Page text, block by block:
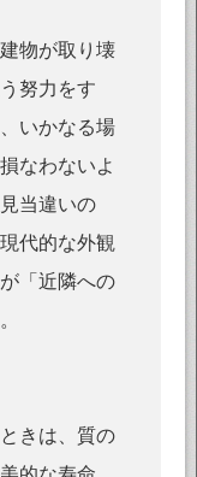
物が取り壊
努力をす
いかなる場
なわないよ
当違いの
代的な外観
「近隣への
きは、質の